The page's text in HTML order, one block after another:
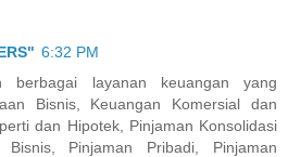
6:32 PM
berbagai layanan keuangan yang
Bisnis, Keuangan Komersial dan
dan Hipotek, Pinjaman Konsolidasi
Bisnis, Pinjaman Pribadi, Pinjaman